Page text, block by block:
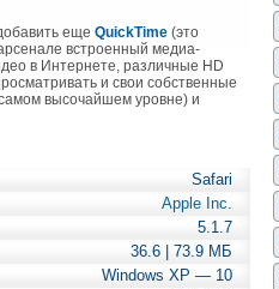
еще QuickTime (это
встроенный медиа-
в Интернете, различные HD
и свои собственные
высочайшем уровне) и
Safari
Apple Inc.
5.1.7
36.6 | 73.9 МБ
Windows XP — 10